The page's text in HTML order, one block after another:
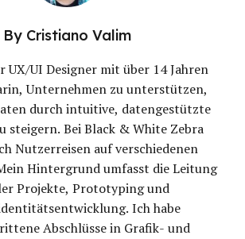
ByCristiano Valim
UX/UI Designer mit über 14 Jahren
Unternehmen zu unterstützen,
durch intuitive, datengestützte
steigern. Bei Black & White Zebra
Nutzerreisen auf verschiedenen
Hintergrund umfasst die Leitung
Projekte, Prototyping und
Ich habe
Abschlüsse in Grafik- und